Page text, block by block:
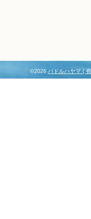
©2026 パドルハヤマ (